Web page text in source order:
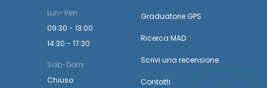
Lun-Ven:
09:30 - 13:00
14:30 - 17:30
Sab-Dom:
Chiuso
Graduatorie GPS
Ricerca MAD
Scrivi una recensione
Contatti